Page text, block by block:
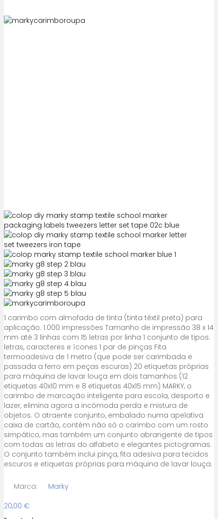
1 carimbo com almofada de tinta (tinta têxtil preta) para
aplicação. 1.000 impressões Tamanho de impressão 38 x 14
mm até 3 linhas com 15 letras por linha 1 conjunto de tipos:
letras, caracteres e ícones 1 par de pinças Fita
termoadesiva de 1 metro (que pode ser carimbada e
passada a ferro em peças escuras) 20 etiquetas próprias
para máquina de lavar louça em dois tamanhos (12
etiquetas 40x10 mm e 8 etiquetas 40x15 mm) MARKY, o
carimbo de marcação inteligente para escola, desporto e
lazer, elimina agora a incómoda perda e mistura de
objetos. O atraente conjunto, embalado numa apelativa
caixa de cartão, contém não só o carimbo com um rosto
simpático, mas também um conjunto abrangente de tipos
com todas as letras do alfabeto e elegantes pictogramas.
O conjunto também inclui pinça, fita adesiva para tecidos
escuros e etiquetas próprias para máquina de lavar louça.
Marca:
Marky
20,00 €